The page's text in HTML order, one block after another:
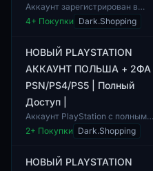
Аккаунт зарегистрирован в
Индии и предоставляет полный
доступ к PlayStation Network на
к ак...
4+ Покупки Dark.Shopping
НОВЫЙ PLAYSTATION
АККАУНТ ПОЛЬША + 2ФА
PSN/PS4/PS5 | Полный
Доступ |
Аккаунт PlayStation с полным
доступом, зарегистрированный
в Польше. Уникальные
возможность до...
2+ Покупки Dark.Shopping
НОВЫЙ PLAYSTATION